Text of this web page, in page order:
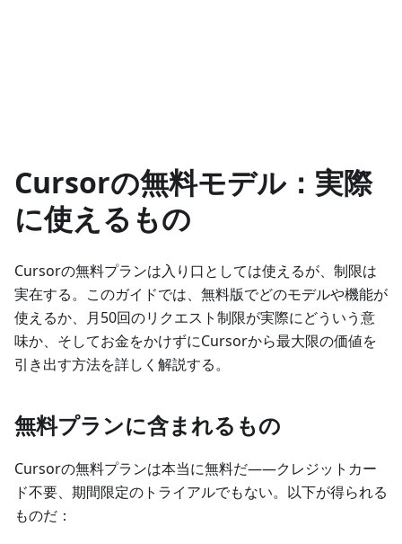
Cursorの無料モデル：実際
に使えるもの
Cursorの無料プランは入り口としては使えるが、制限は
実在する。このガイドでは、無料版でどのモデルや機能が
使えるか、月50回のリクエスト制限が実際にどういう意
味か、そしてお金をかけずにCursorから最大限の価値を
引き出す方法を詳しく解説する。
無料プランに含まれるもの
Cursorの無料プランは本当に無料だ——クレジットカー
ド不要、期間限定のトライアルでもない。以下が得られる
ものだ：